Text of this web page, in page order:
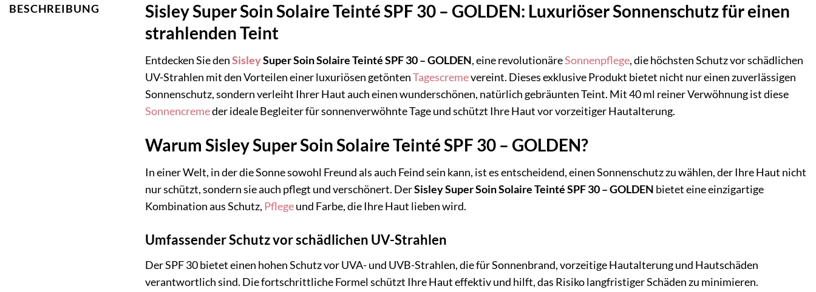
BESCHREIBUNG
Sisley Super Soin Solaire Teinté SPF 30 – GOLDEN: Luxuriöser Sonnenschutz für einen
strahlenden Teint
Entdecken Sie denSisleySuper Soin Solaire Teinté SPF 30 – GOLDEN, eine revolutionäreSonnenpflege, die höchsten Schutz vor schädlichen
UV-Strahlen mit den Vorteilen einer luxuriösen getöntenTagescremevereint. Dieses exklusive Produkt bietet nicht nur einen zuverlässigen
Sonnenschutz, sondern verleiht Ihrer Haut auch einen wunderschönen, natürlich gebräunten Teint. Mit 40 ml reiner Verwöhnung ist diese
Sonnencremeder ideale Begleiter für sonnenverwöhnte Tage und schützt Ihre Haut vor vorzeitiger Hautalterung.
Warum Sisley Super Soin Solaire Teinté SPF 30 – GOLDEN?
In einer Welt, in der die Sonne sowohl Freund als auch Feind sein kann, ist es entscheidend, einen Sonnenschutz zu wählen, der Ihre Haut nicht
nur schützt, sondern sie auch pflegt und verschönert. DerSisley Super Soin Solaire Teinté SPF 30 – GOLDEN bietet eine einzigartige
Kombination aus Schutz, Pflegeund Farbe, die Ihre Haut lieben wird.
Umfassender Schutz vor schädlichen UV-Strahlen
Der SPF 30 bietet einen hohen Schutz vor UVA- und UVB-Strahlen, die für Sonnenbrand, vorzeitige Hautalterung und Hautschäden
verantwortlich sind. Die fortschrittliche Formel schützt Ihre Haut effektiv und hilft, das Risiko langfristiger Schäden zu minimieren.